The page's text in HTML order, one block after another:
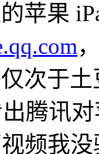
苹果
次于
腾讯
我没